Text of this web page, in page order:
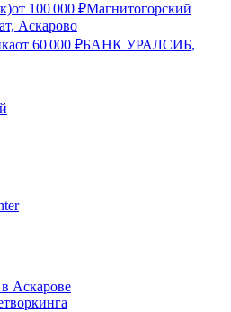
от 100 000 ₽Магнитогорский
Аскарово
от 60 000 ₽БАНК УРАЛСИБ,
Аскарове